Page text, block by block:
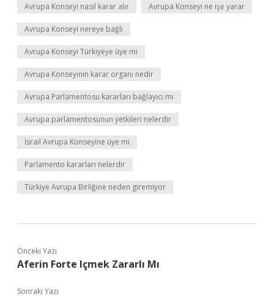
Avrupa Konseyi nasıl karar alır Avrupa Konseyi ne işe yarar
Avrupa Konseyi nereye bağlı
Avrupa Konseyi Türkiyeye üye mi
Avrupa Konseyinin karar organı nedir
Avrupa Parlamentosu kararları bağlayıcı mı
Avrupa parlamentosunun yetkileri nelerdir
İsrail Avrupa Konseyine üye mi
Parlamento kararları nelerdir
Türkiye Avrupa Birliğine neden giremiyor
Önceki Yazı
Aferin Forte Içmek Zararlı Mı
Sonraki Yazı